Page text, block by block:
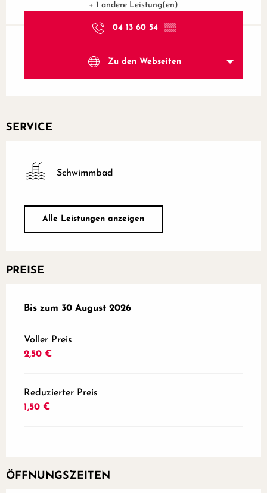
+ 1 andere Leistung(en)
04 13 60 54 ▒▒
Zu den Webseiten
SERVICE
Schwimmbad
Alle Leistungen anzeigen
PREISE
ab26 April 2026bis zum
Bis zum 30 August 2026
Voller Preis
2,50 €
Reduzierter Preis
1,50 €
ÖFFNUNGSZEITEN